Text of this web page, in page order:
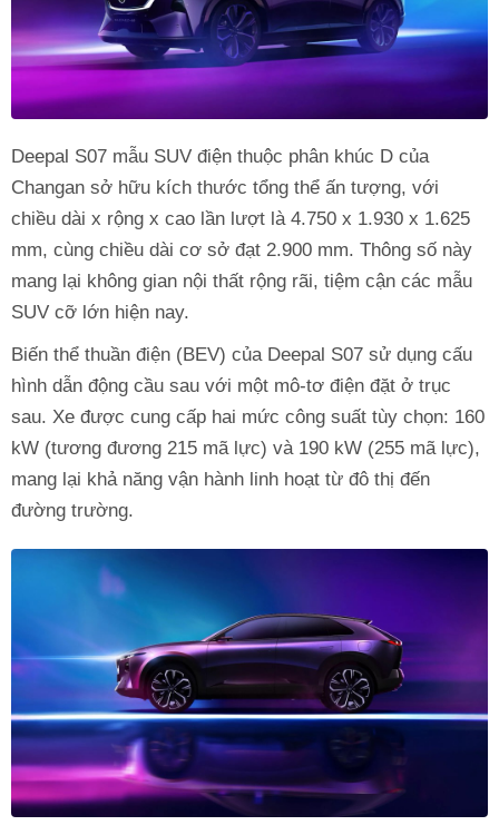
Deepal S07 mẫu SUV điện thuộc phân khúc D của
Changan sở hữu kích thước tổng thể ấn tượng, với
chiều dài x rộng x cao lần lượt là 4.750 x 1.930 x 1.625
mm, cùng chiều dài cơ sở đạt 2.900 mm. Thông số này
mang lại không gian nội thất rộng rãi, tiệm cận các mẫu
SUV cỡ lớn hiện nay.
Biến thể thuần điện (BEV) của Deepal S07 sử dụng cấu
hình dẫn động cầu sau với một mô-tơ điện đặt ở trục
sau. Xe được cung cấp hai mức công suất tùy chọn: 160
kW (tương đương 215 mã lực) và 190 kW (255 mã lực),
mang lại khả năng vận hành linh hoạt từ đô thị đến
đường trường.